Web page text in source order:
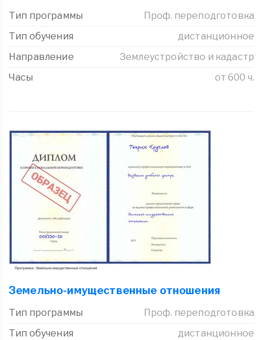
Тип программы
Проф. переподготовка
Тип обучения
дистанционное
Направление
Землеустройство и кадастр
Часы
от 600 ч.
Земельно-имущественные отношения
Тип программы
Проф. переподготовка
Тип обучения
дистанционное